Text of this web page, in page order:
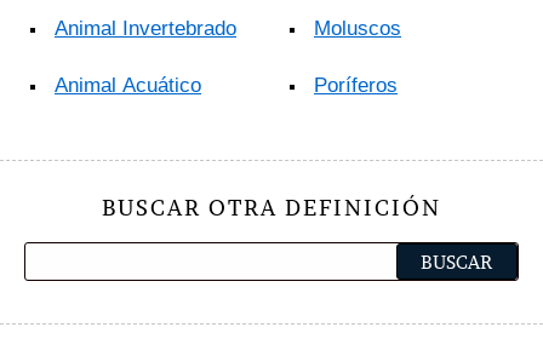
Animal Invertebrado
Animal Acuático
Moluscos
Poríferos
BUSCAR OTRA DEFINICIÓN